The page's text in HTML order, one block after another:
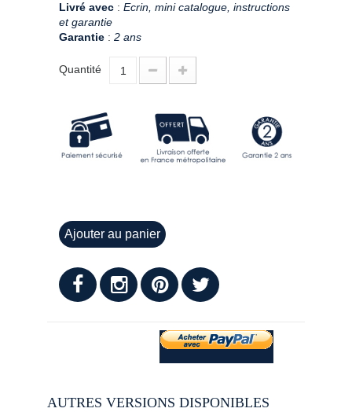
Livré avec : Ecrin, mini catalogue, instructions
et garantie
Garantie : 2 ans
Quantité
Ajouter au panier
AUTRES VERSIONS DISPONIBLES